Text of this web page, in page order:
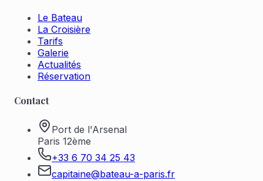
Le Bateau
La Croisière
Tarifs
Galerie
Actualités
Réservation
Contact
Port de l'Arsenal
Paris 12ème
+33 6 70 34 25 43
capitaine@bateau-a-paris.fr